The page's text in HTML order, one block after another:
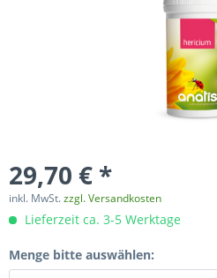
29,70 € *
inkl. MwSt.zzgl. Versandkosten
Lieferzeit ca. 3-5 Werktage
Menge bitte auswählen: